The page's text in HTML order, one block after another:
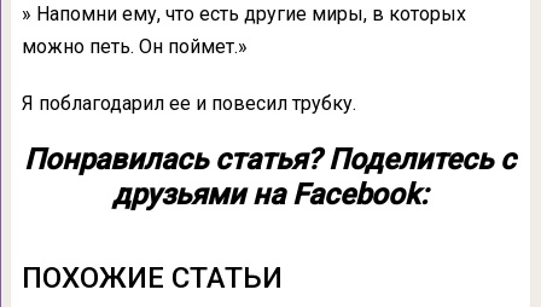
» Напомни ему, что есть другие миры, в которых
можно петь. Он поймет.»
Я поблагодарил ее и повесил трубку.
Понравилась статья? Поделитесь с
друзьями на Facebook:
ПОХОЖИЕ СТАТЬИ